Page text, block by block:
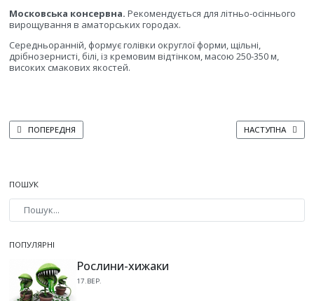
Московська консервна. Рекомендується для літньо-осіннього
вирощування в аматорських городах.
Середньоранній, формує голівки округлої форми, щільні,
дрібнозернисті, білі, із кремовим відтінком, масою 250-350 м,
високих смакових якостей.
ПОПЕРЕДНЯ СТАТТЯ: ТЕХНІКА ВИРОЩУВАННЯ КВІТКОВОЇ КАПУСТИ
ПОПЕРЕДНЯ НАСТУПНА
НАСТУПНА
ПОШУК
ПОПУЛЯРНІ
Рослини-хижаки
17.ВЕР.